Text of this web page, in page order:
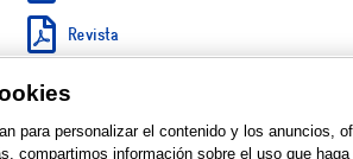
Revista
Teaser
para personalizar el contenido y los anuncios,
compartimos información sobre el uso que